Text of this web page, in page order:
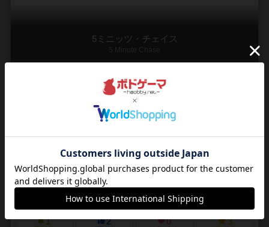
5ミニッツ・チェイス
5 Minute Chase
5～15分 8歳～
デイブ・ニール（Dave Neale）
アントニー・プロイエティ（
パウェウ・ニジオレック（Paweł Niziołek）
ボード＆ダイス（Board&Dice）
MSエディツィオーニ（MS
1 2 0 3